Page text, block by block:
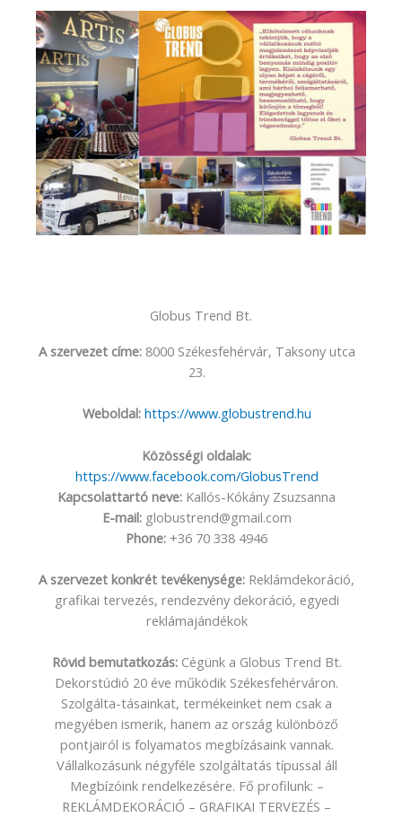
Globus Trend Bt.
A szervezet címe:8000 Székesfehérvár, Taksony utca
23.
Weboldal: https://www.globustrend.hu
Közösségi oldalak:
https://www.facebook.com/GlobusTrend
Kapcsolattartó neve: Kallós-Kókány Zsuzsanna
E-mail: globustrend@gmail.com
Phone: +36 70 338 4946
A szervezet konkrét tevékenysége: Reklámdekoráció,
grafikai tervezés, rendezvény dekoráció, egyedi
reklámajándékok
Rövid bemutatkozás:Cégünk a Globus Trend Bt.
Dekorstúdió 20 éve működik Székesfehérváron.
Szolgálta-tásainkat, termékeinket nem csak a
megyében ismerik, hanem az ország különböző
pontjairól is folyamatos megbízásaink vannak.
Vállalkozásunk négyféle szolgáltatás típussal áll
Megbízóink rendelkezésére. Fő profilunk: –
REKLÁMDEKORÁCIÓ – GRAFIKAI TERVEZÉS –